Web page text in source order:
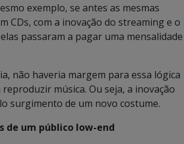
exemplo, se antes as mesmas
CDs, com a inovação do streaming e o
passaram a pagar uma mensalidade
não haveria margem para essa lógica
música. Ou seja, a inovação
surgimento de um novo costume.
de um público low-end